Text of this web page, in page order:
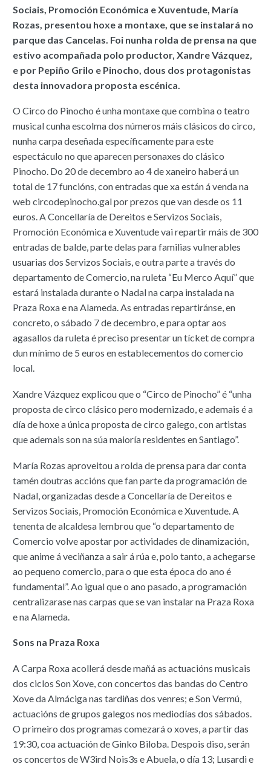
Sociais, Promoción Económica e Xuventude, María
Rozas, presentou hoxe a montaxe, que se instalará no
parque das Cancelas. Foi nunha rolda de prensa na que
estivo acompañada polo productor, Xandre Vázquez,
e por Pepiño Grilo e Pinocho, dous dos protagonistas
desta innovadora proposta escénica.
O Circo do Pinocho é unha montaxe que combina o teatro
musical cunha escolma dos números máis clásicos do circo,
nunha carpa deseñada específicamente para este
espectáculo no que aparecen personaxes do clásico
Pinocho. Do 20 de decembro ao 4 de xaneiro haberá un
total de 17 funcións, con entradas que xa están á venda na
web circodepinocho.gal por prezos que van desde os 11
euros. A Concellaría de Dereitos e Servizos Sociais,
Promoción Económica e Xuventude vai repartir máis de 300
entradas de balde, parte delas para familias vulnerables
usuarias dos Servizos Sociais, e outra parte a través do
departamento de Comercio, na ruleta “Eu Merco Aquí” que
estará instalada durante o Nadal na carpa instalada na
Praza Roxa e na Alameda. As entradas repartiránse, en
concreto, o sábado 7 de decembro, e para optar aos
agasallos da ruleta é preciso presentar un tícket de compra
dun mínimo de 5 euros en establecementos do comercio
local.
Xandre Vázquez explicou que o “Circo de Pinocho” é “unha
proposta de circo clásico pero modernizado, e ademais é a
día de hoxe a única proposta de circo galego, con artistas
que ademais son na súa maioría residentes en Santiago”.
María Rozas aproveitou a rolda de prensa para dar conta
tamén doutras accións que fan parte da programación de
Nadal, organizadas desde a Concellaría de Dereitos e
Servizos Sociais, Promoción Económica e Xuventude. A
tenenta de alcaldesa lembrou que “o departamento de
Comercio volve apostar por actividades de dinamización,
que anime á veciñanza a sair á rúa e, polo tanto, a achegarse
ao pequeno comercio, para o que esta época do ano é
fundamental”. Ao igual que o ano pasado, a programación
centralizarase nas carpas que se van instalar na Praza Roxa
e na Alameda.
Sons na Praza Roxa
A Carpa Roxa acollerá desde mañá as actuacións musicais
dos ciclos Son Xove, con concertos das bandas do Centro
Xove da Almáciga nas tardiñas dos venres; e Son Vermú,
actuacións de grupos galegos nos mediodías dos sábados.
O primeiro dos programas comezará o xoves, a partir das
19:30, coa actuación de Ginko Biloba. Despois diso, serán
os concertos de W3ird Nois3s e Abuela, o día 13; Lusardi e